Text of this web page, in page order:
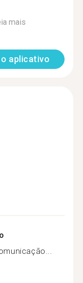
mais
o aplicativo